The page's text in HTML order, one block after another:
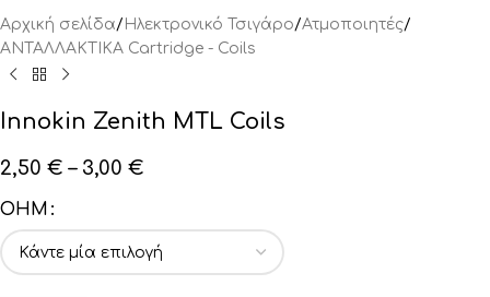
Αρχική σελίδα/ Ηλεκτρονικό Τσιγάρο/Ατμοποιητές/
ΑΝΤΑΛΛΑΚΤΙΚA Cartridge - Coils
Innokin Zenith MTL Coils
2,50 € – 3,00 €
OHM